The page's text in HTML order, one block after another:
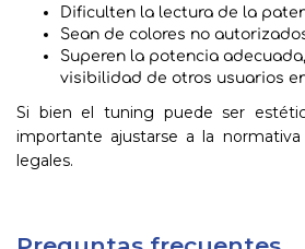
Dificulten la lectura de la
Sean de colores no
Superen la potencia
visibilidad de otros usuarios
Si bien el tuning puede ser
importante ajustarse a la normativa
legales.